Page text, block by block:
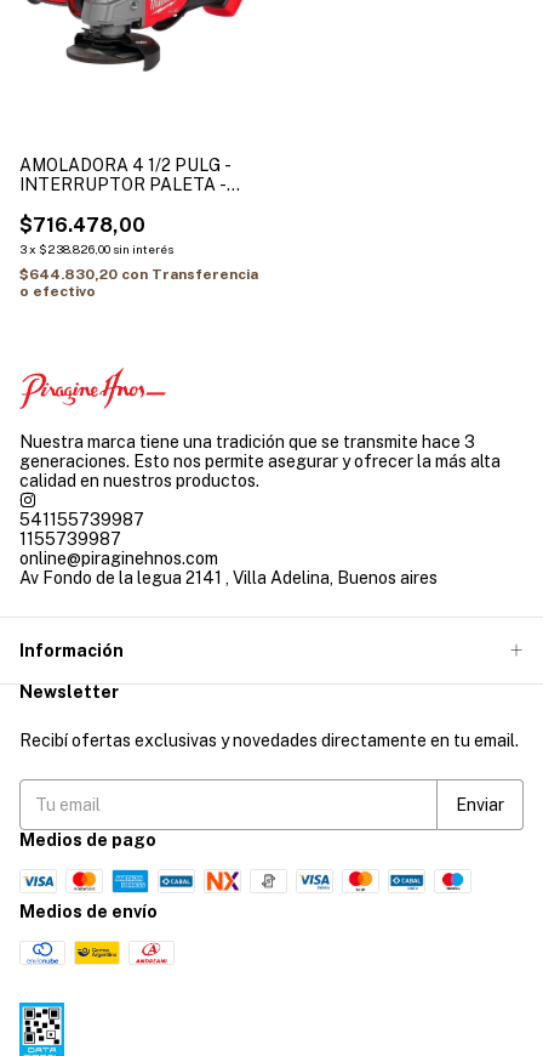
AMOLADORA 4 1/2 PULG -
INTERRUPTOR PALETA -
2880-20
$716.478,00
3x $238.826,00 sin interés
$644.830,20 con Transferencia
o efectivo
Nuestra marca tiene una tradición que se transmite hace 3
generaciones. Esto nos permite asegurar y ofrecer la más alta
calidad en nuestros productos.
541155739987
1155739987
online@piraginehnos.com
Av Fondo de la legua 2141 , Villa Adelina, Buenos aires
Información
Newsletter
Recibí ofertas exclusivas y novedades directamente en tu email.
Medios de pago
Medios de envío